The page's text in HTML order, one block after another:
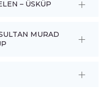
– ÜSKÜP
MURAD